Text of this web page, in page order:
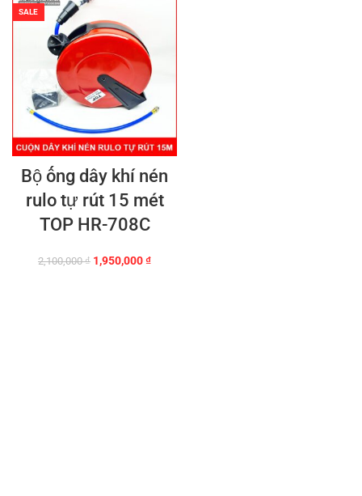
SALE
Bộ ống dây khí nén
rulo tự rút 15 mét
TOP HR-708C
2,100,000₫ Giá
1,950,000₫Giá